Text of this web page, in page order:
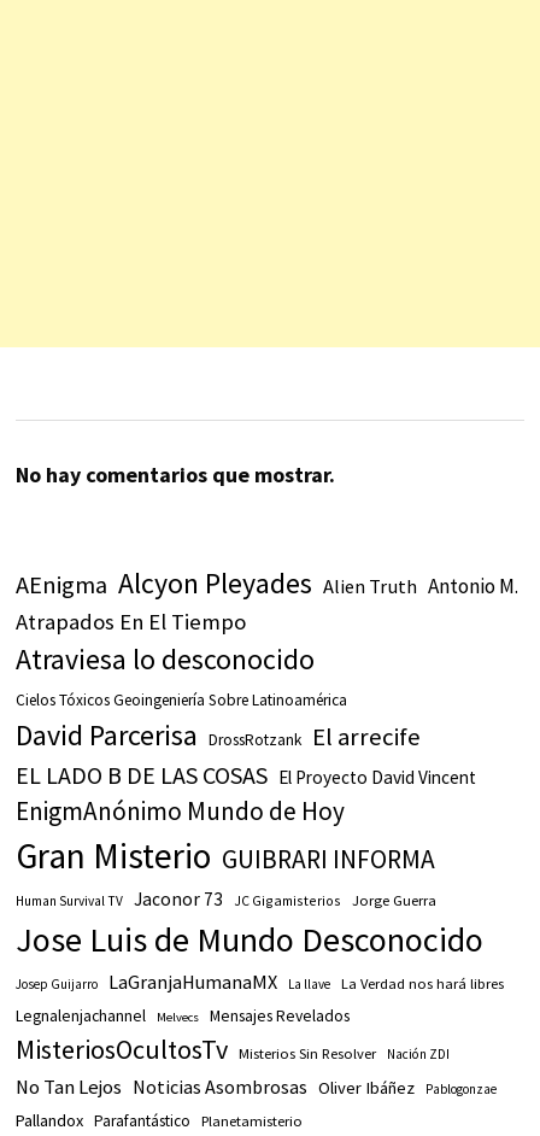
No hay comentarios que mostrar.
AEnigma Alcyon Pleyades Alien Truth Antonio M.
Atrapados En El Tiempo
Atraviesa lo desconocido
Cielos Tóxicos Geoingeniería Sobre Latinoamérica
David Parcerisa DrossRotzank El arrecife
EL LADO B DE LAS COSAS El Proyecto David Vincent
EnigmAnónimo Mundo de Hoy
Gran Misterio GUIBRARI INFORMA
Human Survival TV Jaconor 73 JC Gigamisterios Jorge Guerra
Jose Luis de Mundo Desconocido
Josep Guijarro LaGranjaHumanaMX La llave La Verdad nos hará libres
Legnalenjachannel Melvecs Mensajes Revelados
MisteriosOcultosTv Misterios Sin Resolver Nación ZDI
No Tan Lejos Noticias Asombrosas Oliver Ibáñez Pablogonzae
Pallandox Parafantástico Planetamisterio